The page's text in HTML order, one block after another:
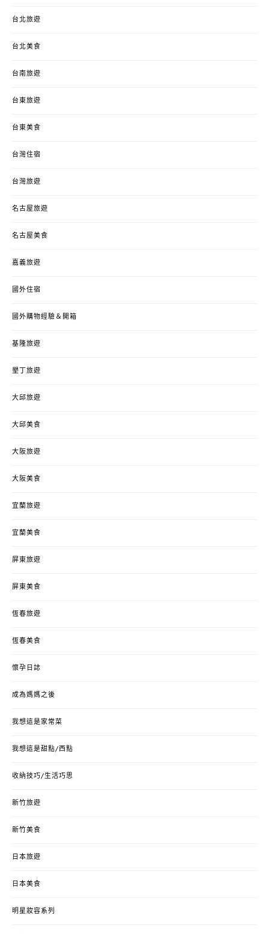
台北旅遊
台北美食
台南旅遊
台東旅遊
台東美食
台灣住宿
台灣旅遊
名古屋旅遊
名古屋美食
嘉義旅遊
國外住宿
國外購物經驗＆開箱
基隆旅遊
墾丁旅遊
大邱旅遊
大邱美食
大阪旅遊
大阪美食
宜蘭旅遊
宜蘭美食
屏東旅遊
屏東美食
恆春旅遊
恆春美食
懷孕日誌
成為媽媽之後
我想這是家常菜
我想這是甜點/西點
收納技巧/生活巧思
新竹旅遊
新竹美食
日本旅遊
日本美食
明星妝容系列